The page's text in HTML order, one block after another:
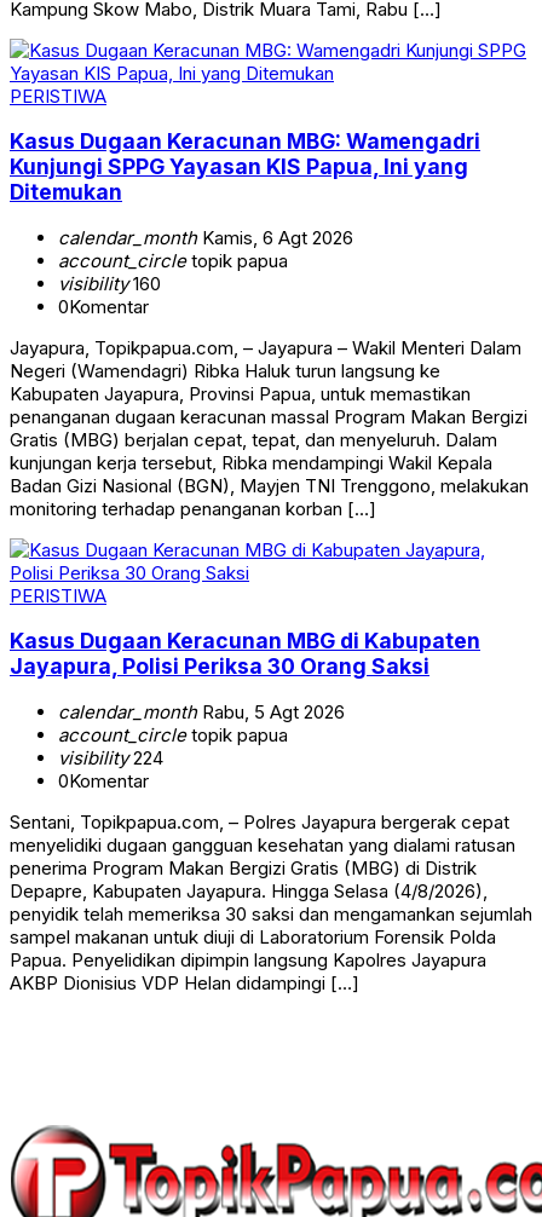
Kampung Skow Mabo, Distrik Muara Tami, Rabu […]
PERISTIWA
Kasus Dugaan Keracunan MBG: Wamengadri
Kunjungi SPPG Yayasan KIS Papua, Ini yang
Ditemukan
calendar_monthKamis, 6 Agt 2026
account_circletopik papua
visibility160
0Komentar
Jayapura, Topikpapua.com, – Jayapura – Wakil Menteri Dalam
Negeri (Wamendagri) Ribka Haluk turun langsung ke
Kabupaten Jayapura, Provinsi Papua, untuk memastikan
penanganan dugaan keracunan massal Program Makan Bergizi
Gratis (MBG) berjalan cepat, tepat, dan menyeluruh. Dalam
kunjungan kerja tersebut, Ribka mendampingi Wakil Kepala
Badan Gizi Nasional (BGN), Mayjen TNI Trenggono, melakukan
monitoring terhadap penanganan korban […]
PERISTIWA
Kasus Dugaan Keracunan MBG di Kabupaten
Jayapura, Polisi Periksa 30 Orang Saksi
calendar_monthRabu, 5 Agt 2026
account_circletopik papua
visibility224
0Komentar
Sentani, Topikpapua.com, – Polres Jayapura bergerak cepat
menyelidiki dugaan gangguan kesehatan yang dialami ratusan
penerima Program Makan Bergizi Gratis (MBG) di Distrik
Depapre, Kabupaten Jayapura. Hingga Selasa (4/8/2026),
penyidik telah memeriksa 30 saksi dan mengamankan sejumlah
sampel makanan untuk diuji di Laboratorium Forensik Polda
Papua. Penyelidikan dipimpin langsung Kapolres Jayapura
AKBP Dionisius VDP Helan didampingi […]